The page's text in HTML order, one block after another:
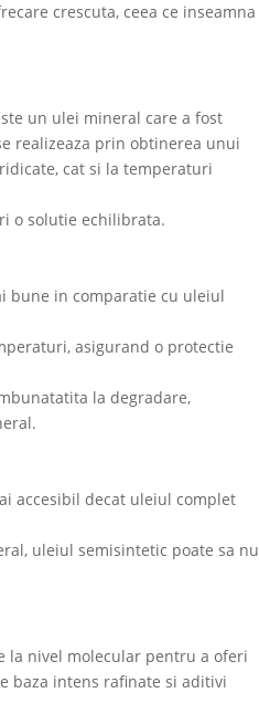
crescuta, ceea ce inseamna
un ulei mineral care a fost
realizeaza prin obtinerea unui
cat si la temperaturi
o solutie echilibrata.
bune in comparatie cu uleiul
asigurand o protectie
la degradare,
accesibil decat uleiul complet
uleiul semisintetic poate sa nu
nivel molecular pentru a oferi
baza intens rafinate si aditivi